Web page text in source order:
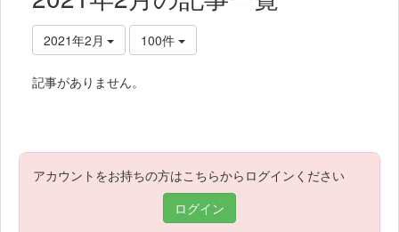
2021年2月 100件
記事がありません。
アカウントをお持ちの方はこちらからログインください
ログイン